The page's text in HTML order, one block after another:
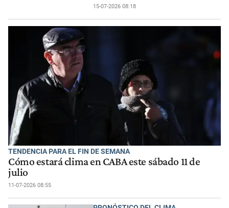
15-07-2026 08:18
TENDENCIA PARA EL FIN DE SEMANA
Cómo estará clima en CABA este sábado 11 de
julio
11-07-2026 08:55